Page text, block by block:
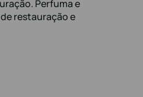
Perfuma e
restauração e